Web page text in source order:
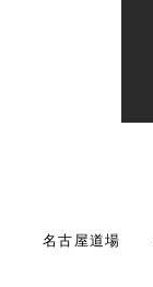
名古屋道場